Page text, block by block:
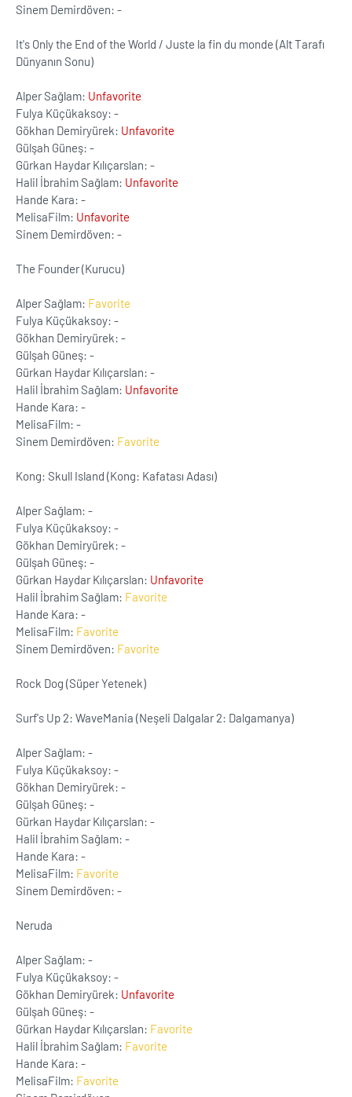
Sinem Demirdöven: -
It's Only the End of the World / Juste la fin du monde (Alt Tarafı
Dünyanın Sonu)
Alper Sağlam: Unfavorite
Fulya Küçükaksoy: -
Gökhan Demiryürek: Unfavorite
Gülşah Güneş: -
Gürkan Haydar Kılıçarslan: -
Halil İbrahim Sağlam: Unfavorite
Hande Kara: -
MelisaFilm: Unfavorite
Sinem Demirdöven: -
The Founder (Kurucu)
Alper Sağlam: Favorite
Fulya Küçükaksoy: -
Gökhan Demiryürek: -
Gülşah Güneş: -
Gürkan Haydar Kılıçarslan: -
Halil İbrahim Sağlam: Unfavorite
Hande Kara: -
MelisaFilm: -
Sinem Demirdöven: Favorite
Kong: Skull Island (Kong: Kafatası Adası)
Alper Sağlam: -
Fulya Küçükaksoy: -
Gökhan Demiryürek: -
Gülşah Güneş: -
Gürkan Haydar Kılıçarslan: Unfavorite
Halil İbrahim Sağlam: Favorite
Hande Kara: -
MelisaFilm: Favorite
Sinem Demirdöven: Favorite
Rock Dog (Süper Yetenek)
Surf's Up 2: WaveMania (Neşeli Dalgalar 2: Dalgamanya)
Alper Sağlam: -
Fulya Küçükaksoy: -
Gökhan Demiryürek: -
Gülşah Güneş: -
Gürkan Haydar Kılıçarslan: -
Halil İbrahim Sağlam: -
Hande Kara: -
MelisaFilm: Favorite
Sinem Demirdöven: -
Neruda
Alper Sağlam: -
Fulya Küçükaksoy: -
Gökhan Demiryürek: Unfavorite
Gülşah Güneş: -
Gürkan Haydar Kılıçarslan: Favorite
Halil İbrahim Sağlam: Favorite
Hande Kara: -
MelisaFilm: Favorite